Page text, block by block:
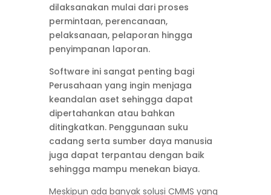
dilaksanakan mulai dari proses
permintaan, perencanaan,
pelaksanaan, pelaporan hingga
penyimpanan laporan.
Software ini sangat penting bagi
Perusahaan yang ingin menjaga
keandalan aset sehingga dapat
dipertahankan atau bahkan
ditingkatkan. Penggunaan suku
cadang serta sumber daya manusia
juga dapat terpantau dengan baik
sehingga mampu menekan biaya.
Meskipun ada banyak solusi CMMS yang